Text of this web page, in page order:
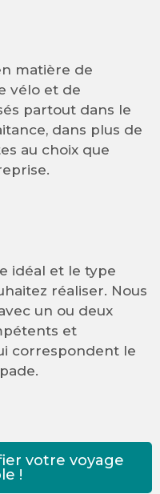
matière de
vélo et de
partout dans le
dans plus de
au choix que
idéal et le type
réaliser. Nous
un ou deux
et
correspondent le
votre voyage
!